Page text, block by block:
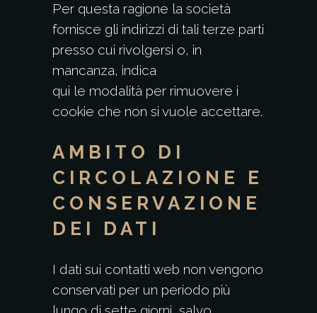
Per questa ragione la società
fornisce gli indirizzi di tali terze parti
presso cui rivolgersi o, in
mancanza, indica
qui le modalità per rimuovere i
cookie che non si vuole accettare.
AMBITO DI
CIRCOLAZIONE E
CONSERVAZIONE
DEI DATI
I dati sui contatti web non vengono
conservati per un periodo più